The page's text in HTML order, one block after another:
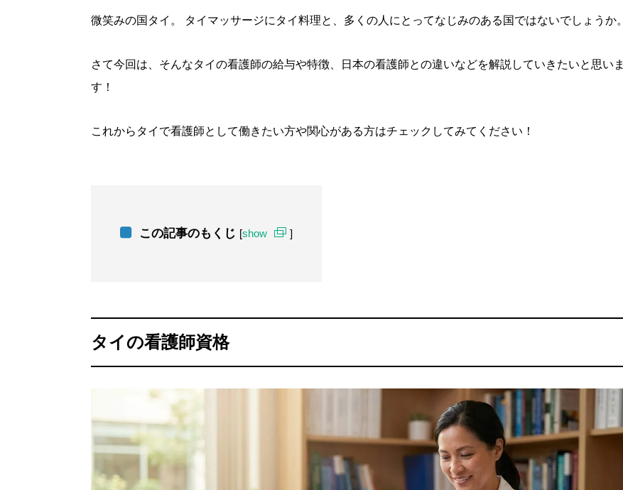
微笑みの国タイ。 タイマッサージにタイ料理と、多くの人にとってなじみのある国ではないでしょうか。
さて今回は、そんなタイの看護師の給与や特徴、日本の看護師との違いなどを解説していきたいと思いま
す！
これからタイで看護師として働きたい方や関心がある方はチェックしてみてください！
この記事のもくじ [show ]
タイの看護師資格